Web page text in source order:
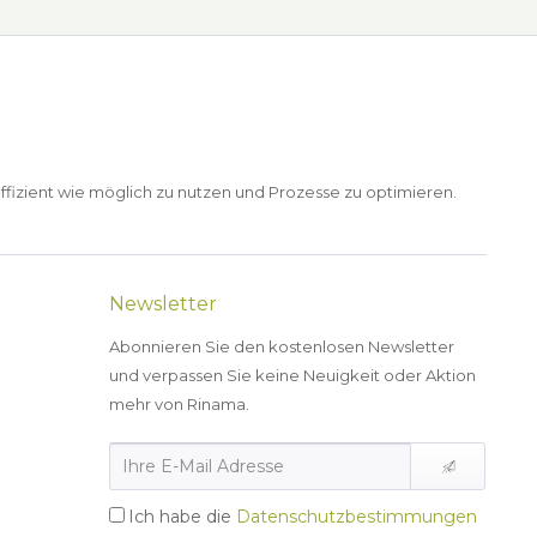
wie möglich zu nutzen und Prozesse zu optimieren.
Newsletter
Abonnieren Sie den kostenlosen Newsletter
und verpassen Sie keine Neuigkeit oder Aktion
mehr von Rinama.
Ich habe die Datenschutzbestimmungen